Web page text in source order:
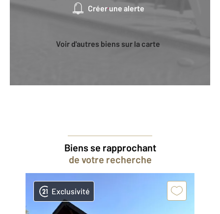
Créer une alerte
Voir d'autres biens sur la carte
Biens se rapprochant
de votre recherche
Exclusivité